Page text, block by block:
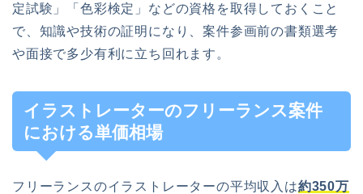
定試験」「色彩検定」などの資格を取得しておくこと
で、知識や技術の証明になり、案件参画前の書類選考
や面接で多少有利に立ち回れます。
イラストレーターのフリーランス案件
における単価相場
フリーランスのイラストレーターの平均収入は約350万